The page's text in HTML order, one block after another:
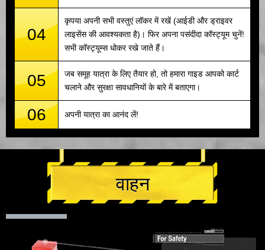
04
कृपया अपनी सभी वस्तुएं लॉकर में रखें (आईडी और ड्राइवर
लाइसेंस की आवश्यकता है)। फिर अपना पसंदीदा कॉस्ट्यूम चुनें!
सभी कॉस्ट्यूम्स धोकर रखे जाते हैं।
05
जब समूह यात्रा के लिए तैयार हो, तो हमारा गाइड आपको कार्ट
चलाने और सुरक्षा सावधानियों के बारे में बताएगा।
06 अपनी यात्रा का आनंद लें!
वाहन